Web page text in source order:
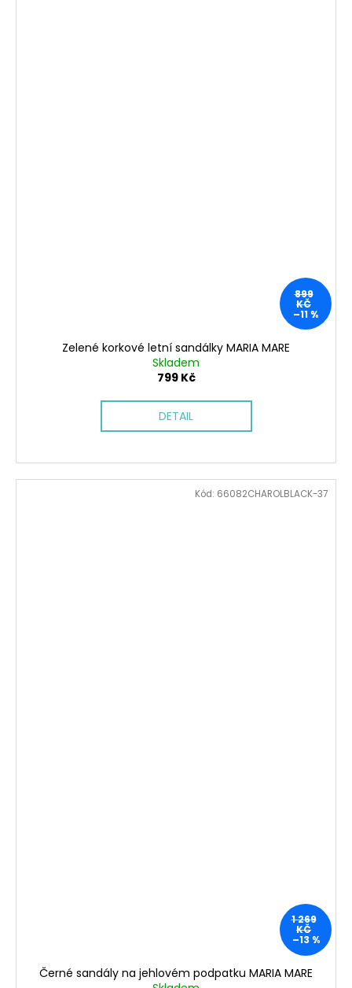
899
KČ
–11 %
Zelené korkové letní sandálky MARIA MARE
Skladem
799 Kč
DETAIL
1 269
KČ
–13 %
Černé sandály na jehlovém podpatku MARIA MARE
Kód: 66082CHAROLBLACK-37